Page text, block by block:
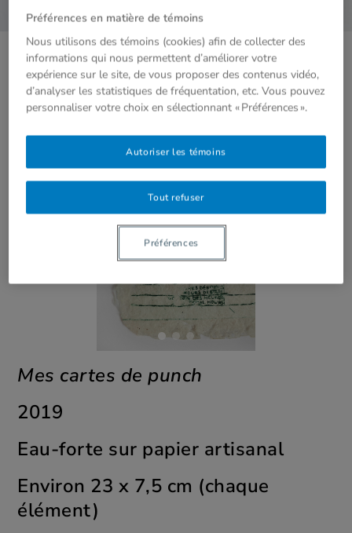
ANNIE-KIM
RAINVILLE
Mes cartes de punch
2019
Eau-forte sur papier artisanal
Environ 23 x 7,5 cm (chaque
élément)
Préférences en matière de témoins
Nous utilisons des témoins (cookies) afin de collecter des
informations qui nous permettent d’améliorer votre
expérience sur le site, de vous proposer des contenus vidéo,
d’analyser les statistiques de fréquentation, etc. Vous pouvez
personnaliser votre choix en sélectionnant « Préférences ».
Tout refuser
Autoriser les témoins
Préférences